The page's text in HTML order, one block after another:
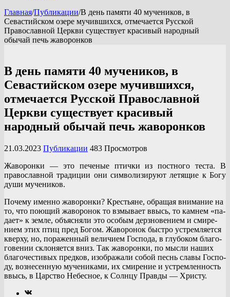
Главная/Публикации/В день памяти 40 мучеников, в
Севастийском озере мучившихся, отмечается Русской
Православной Церкви существует красивый народный
обычай печь жаворонков
В день памяти 40 мучеников, в
Севастийском озере мучившихся,
отмечается Русской Православной
Церкви существует красивый
народный обычай печь жаворонков
21.03.2023 Публикации 483 Просмотров
Жаворонки — это печеные птички из постного теста. В
православной традиции они символизируют летящие к Богу
души мучеников.
По­че­му имен­но жа­во­рон­ки? Кре­стьяне, об­ра­щая вни­ма­ние на
то, что по­ю­щий жа­во­ро­нок то взмы­ва­ет ввысь, то кам­нем «па­
да­ет» к зем­ле, объ­яс­ня­ли это осо­бым дерз­но­ве­ни­ем и сми­ре­
ни­ем этих птиц пред Бо­гом. Жа­во­ро­нок быст­ро устрем­ля­ет­ся
квер­ху, но, по­ра­жен­ный ве­ли­чи­ем Гос­по­да, в глу­бо­ком бла­го­
го­ве­нии скло­ня­ет­ся вниз. Так жа­во­рон­ки, по мыс­ли на­ших
бла­го­че­сти­вых пред­ков, изо­бра­жа­ли со­бой песнь сла­вы Гос­по­
ду, воз­не­сен­ную му­че­ни­ка­ми, их сми­ре­ние и устрем­лен­ность
ввысь, в Цар­ство Небес­ное, к Солн­цу Прав­ды — Хри­сту.